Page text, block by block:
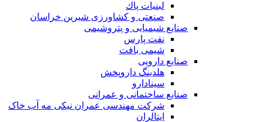
لبنيات پاك
صنعتی و کشاورزی شیرین خراسان
صنایع شیمیایی و پتروشیمی
نفت پارس
شیمی بافت
صنایع دارویی
هلدینگ داروپخش
سینادارو
صنایع ساختمانی و عمرانی
شرکت مهندسی عمران نیکی مه آب خاک
ایتالران